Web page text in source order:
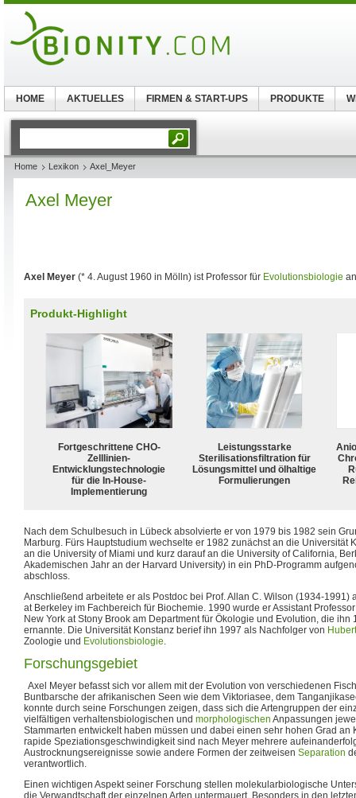
Home Lexikon Axel_Meyer
Axel Meyer
Axel Meyer (* 4. August 1960 in Mölln) ist Professor für Evolutionsbiologie
Produkt-Highlight
Fortgeschrittene CHO-
Zelllinien-
Entwicklungstechnologie
für die In-House-
Implementierung
Leistungsstarke
Sterilisationsfiltration für
Lösungsmittel und ölhaltige
Formulierungen
Nach dem Schulbesuch in Lübeck absolvierte er von 1979 bis 1982 sein
Marburg. Fürs Hauptstudium wechselte er 1982 zunächst an die Universität
an die University of Miami und kurz darauf an die University of California,
Akademischen Jahr an der Harvard University) in ein PhD-Programm
abschloss.
Anschließend arbeitete er als Postdoc bei Prof. Allan C. Wilson (1934-1991)
at Berkeley im Fachbereich für Biochemie. 1990 wurde er Assistant
New York at Stony Brook am Department für Ökologie und Evolution, die ihn
ernannte. Die Universität Konstanz berief ihn 1997 als Nachfolger von
Zoologie und Evolutionsbiologie.
Forschungsgebiet
Axel Meyer befasst sich vor allem mit der Evolution von verschiedenen
Buntbarsche der afrikanischen Seen wie dem Viktoriasee, dem
konnte durch seine Forschungen zeigen, dass sich die Artengruppen der
vielfältigen verhaltensbiologischen und morphologischen Anpassungen
Stammarten entwickelt haben müssen und dabei einen sehr hohen Grad an
rapide Speziationsgeschwindigkeit sind nach Meyer mehrere
Austrocknungsereignisse sowie andere Formen der zeitweisen Separation
verantwortlich.
Einen wichtigen Aspekt seiner Forschung stellen molekularbiologische
die Verwandtschaft der einzelnen Arten untermauert. Besonders in den
HOME AKTUELLES FIRMEN & START-UPS PRODUKTE